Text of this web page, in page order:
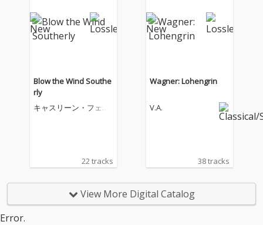
Blow the Wind Southe
rly
キャスリーン・フェリ
22 tracks
Wagner: Lohengrin
V.A.
38 tracks
View More Digital Catalog
Error.